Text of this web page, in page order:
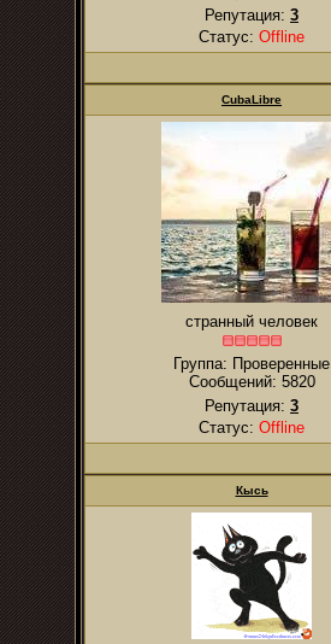
Репутация: 3
Статус: Offline
CubaLibre
странный человек
Группа: Проверенные
Сообщений: 5820
Репутация: 3
Статус: Offline
Кысь